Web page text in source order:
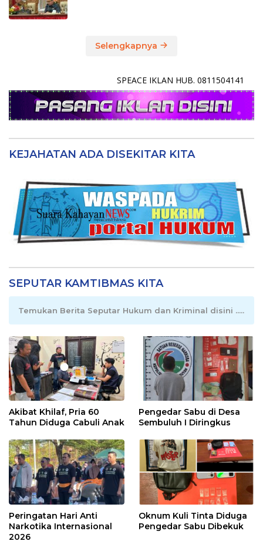
Selengkapnya
SPEACE IKLAN HUB. 0811504141
KEJAHATAN ADA DISEKITAR KITA
SEPUTAR KAMTIBMAS KITA
Temukan Berita Seputar Hukum dan Kriminal disini .....
Akibat Khilaf, Pria 60
Tahun Diduga Cabuli Anak
Pengedar Sabu di Desa
Sembuluh I Diringkus
Peringatan Hari Anti
Narkotika Internasional
2026
Oknum Kuli Tinta Diduga
Pengedar Sabu Dibekuk